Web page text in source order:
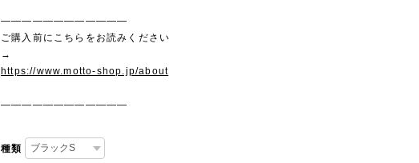
————————————
ご購入前にこちらをお読みください
→
https://www.motto-shop.jp/about
————————————
種類